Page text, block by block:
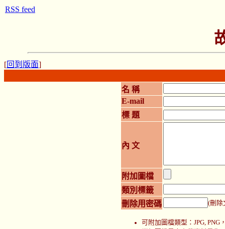
[回到版面]
名 稱
E-mail
標 題
內 文
附加圖檔
類別標籤
刪除用密碼
(刪除
可附加圖檔類型：JPG, PNG
RSS feed